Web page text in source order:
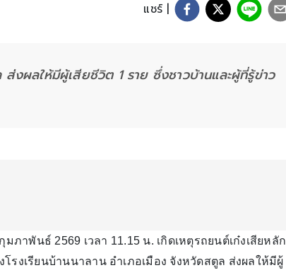
แชร์ |
งผลให้มีผู้เสียชีวิต 1 ราย ซึ่งชาวบ้านและผู้ที่รู้ข่าว
าพันธ์ 2569 เวลา 11.15 น. เกิดเหตุรถยนต์เก๋งเสียหลัก
งเรียนบ้านนาลาน อำเภอเมือง จังหวัดสตูล ส่งผลให้มีผู้